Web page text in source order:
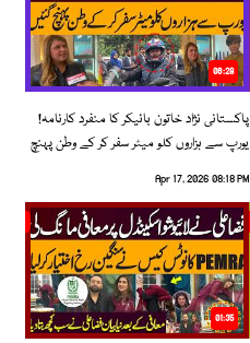
06:28
پاکستانی نژاد خاتون بائیکر کا منفرد کارنامہ!
یورپ سے ہزاروں کلو میٹر سفر کر کے وطن پہنچ
Apr 17, 2026 08:18 PM
01:35